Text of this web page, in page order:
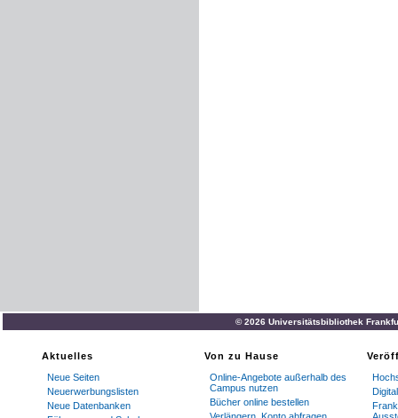
© 2026 Universitätsbibliothek
Aktuelles
Neue Seiten
Neuerwerbungslisten
Neue Datenbanken
Von zu Hause
Online-Angebote außerhalb des
Campus nutzen
Bücher online bestellen